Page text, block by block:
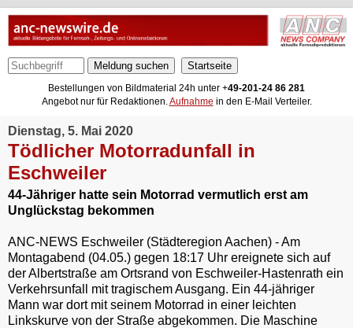
Meldung suchen
Bestellungen von Bildmaterial 24h unter +49-201-24 86 281
Angebot nur für Redaktionen.Aufnahme in den E-Mail Verteiler.
Dienstag, 5. Mai 2020
Tödlicher Motorradunfall in
Eschweiler
44-Jähriger hatte sein Motorrad vermutlich erst am
Unglückstag bekommen
ANC-NEWS Eschweiler (Städteregion Aachen) - Am
Montagabend (04.05.) gegen 18:17 Uhr ereignete sich auf
der Albertstraße am Ortsrand von Eschweiler-Hastenrath ein
Verkehrsunfall mit tragischem Ausgang. Ein 44-jähriger
Mann war dort mit seinem Motorrad in einer leichten
Linkskurve von der Straße abgekommen. Die Maschine